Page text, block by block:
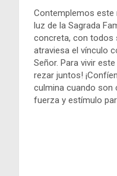
Contemplemos este
luz de la Sagrada
concreta, con todos
atraviesa el vínculo
Señor. Para vivir
rezar juntos!
culmina cuando son
fuerza y estímulo